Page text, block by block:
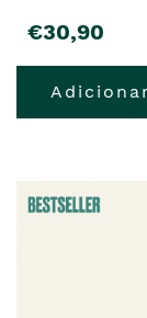
€30,90
Adicionar